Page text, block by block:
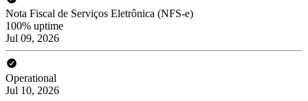
Nota Fiscal de Serviços Eletrônica (NFS-e)
100% uptime
Jul 09, 2026
Operational
Jul 10, 2026